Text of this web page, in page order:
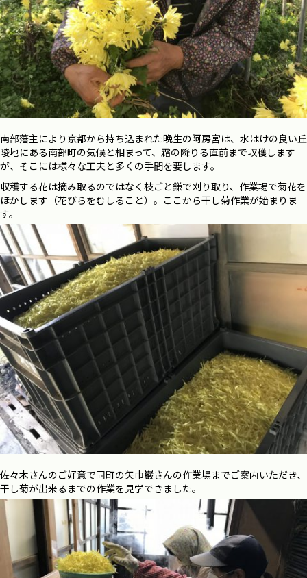
南部藩主により京都から持ち込まれた晩生の阿房宮は、水はけの良い丘
陵地にある南部町の気候と相まって、霜の降りる直前まで収穫します
が、そこには様々な工夫と多くの手間を要します。
収穫する花は摘み取るのではなく枝ごと鎌で刈り取り、作業場で菊花を
ほかします（花びらをむしること）。ここから干し菊作業が始まりま
す。
佐々木さんのご好意で同町の矢巾巌さんの作業場までご案内いただき、
干し菊が出来るまでの作業を見学できました。